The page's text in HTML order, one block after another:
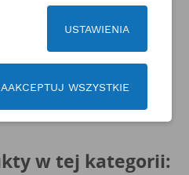
w tej kategorii:
USTAWIENIA
WSZYSTKIE